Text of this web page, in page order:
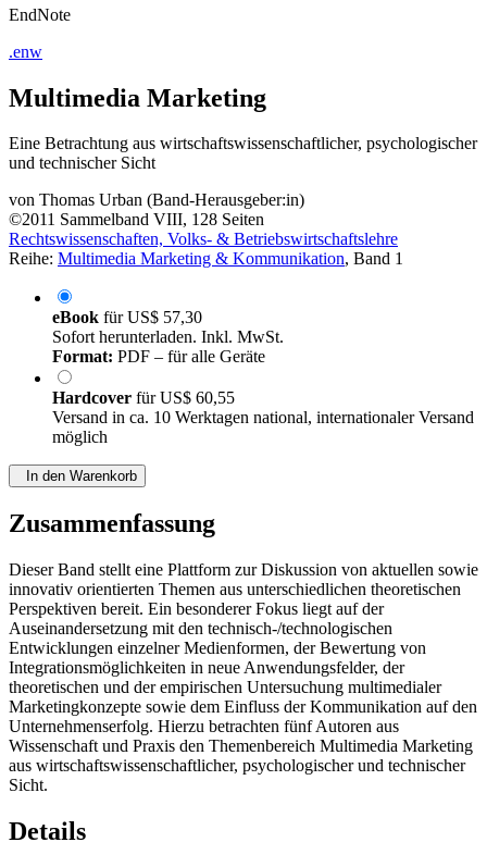
EndNote
.enw
Multimedia Marketing
Eine Betrachtung aus wirtschaftswissenschaftlicher, psychologischer
und technischer Sicht
von Thomas Urban (Band-Herausgeber:in)
©2011 Sammelband VIII, 128 Seiten
Rechtswissenschaften, Volks- & Betriebswirtschaftslehre
Reihe: Multimedia Marketing & Kommunikation, Band 1
eBook fürUS$ 57,30
Sofort herunterladen. Inkl. MwSt.
Format: PDF – für alle Geräte
Hardcover fürUS$ 60,55
Versand in ca. 10 Werktagen national, internationaler Versand
möglich
In den Warenkorb
Zusammenfassung
Dieser Band stellt eine Plattform zur Diskussion von aktuellen sowie
innovativ orientierten Themen aus unterschiedlichen theoretischen
Perspektiven bereit. Ein besonderer Fokus liegt auf der
Auseinandersetzung mit den technisch-/technologischen
Entwicklungen einzelner Medienformen, der Bewertung von
Integrationsmöglichkeiten in neue Anwendungsfelder, der
theoretischen und der empirischen Untersuchung multimedialer
Marketingkonzepte sowie dem Einfluss der Kommunikation auf den
Unternehmenserfolg. Hierzu betrachten fünf Autoren aus
Wissenschaft und Praxis den Themenbereich Multimedia Marketing
aus wirtschaftswissenschaftlicher, psychologischer und technischer
Sicht.
Details